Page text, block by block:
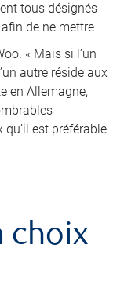
tous désignés
de ne mettre
« Mais si l’un
autre réside aux
en Allemagne,
est préférable
choix